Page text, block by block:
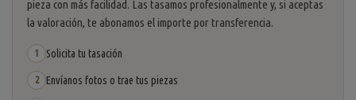
pieza con más facilidad. Las tasamos profesionalmente y, si aceptas
la valoración, te abonamos el importe por transferencia.
1 Solicita tu tasación
2 Envíanos fotos o trae tus piezas